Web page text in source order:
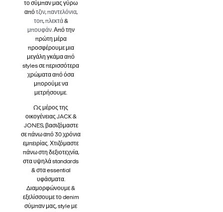
το σύμπαν μας γύρω
απότζιν,παντελόνια,
τοπ,πλεκτά&
μπουφάν. Από την
πρώτη μέρα
προσφέρουμε μια
μεγάλη γκάμα από
styles σε περισσότερα
χρώματα από όσα
μπορούμε να
μετρήσουμε.
Ως μέρος της
οικογένειας JACK &
JONES, βασιζόμαστε
σε πάνω από 30 χρόνια
εμπειρίας. Χτιζόμαστε
πάνω στη δεξιοτεχνία,
στα υψηλά standards
& στα essential
υφάσματα.
Διαμορφώνουμε &
εξελίσσουμε το denim
σύμπαν μας, style με